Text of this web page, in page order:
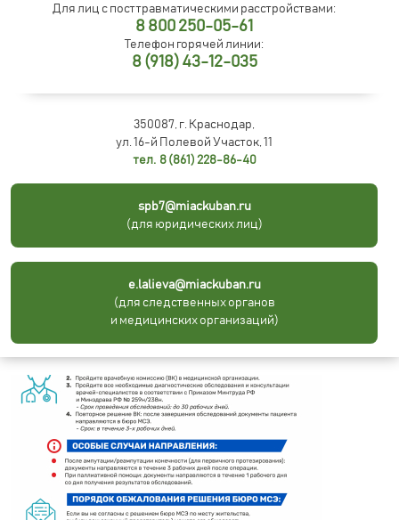
Для лиц с посттравматическими расстройствами:
8 800 250-05-61
Телефон горячей линии:
8 (918) 43-12-035
350087, г. Краснодар,
ул. 16-й Полевой Участок, 11
тел. 8 (861) 228-86-40
spb7@miackuban.ru
(для юридических лиц)
e.lalieva@miackuban.ru
(для следственных органов
и медицинских организаций)